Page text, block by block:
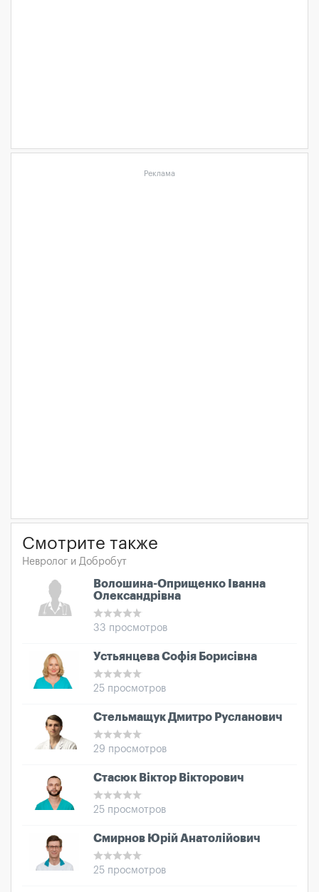
Реклама
Смотрите также
Невролог и Добробут
Волошина-Оприщенко Іванна
Олександрівна
33 просмотров
Устьянцева Софія Борисівна
25 просмотров
Стельмащук Дмитро Русланович
29 просмотров
Стасюк Віктор Вікторович
25 просмотров
Смирнов Юрій Анатолійович
25 просмотров